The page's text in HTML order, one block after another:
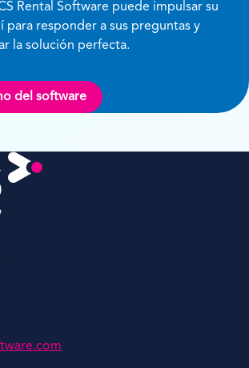
Rental Software puede impulsar su
para responder a sus preguntas y
la solución perfecta.
del software